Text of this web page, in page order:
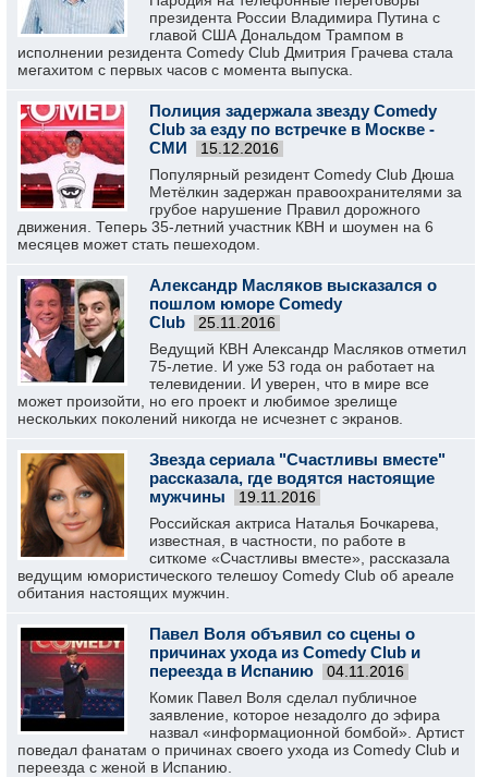
президента России Владимира Путина с
главой США Дональдом Трампом в
исполнении резидента Comedy Club Дмитрия Грачева стала
мегахитом с первых часов с момента выпуска.
Полиция задержала звезду Comedy
Club за езду по встречке в Москве -
СМИ
15.12.2016
Популярный резидент Comedy Club Дюша
Метёлкин задержан правоохранителями за
грубое нарушение Правил дорожного
движения. Теперь 35-летний участник КВН и шоумен на 6
месяцев может стать пешеходом.
Александр Масляков высказался о
пошлом юморе Comedy
Club
25.11.2016
Ведущий КВН Александр Масляков отметил
75-летие. И уже 53 года он работает на
телевидении. И уверен, что в мире все
может произойти, но его проект и любимое зрелище
нескольких поколений никогда не исчезнет с экранов.
Звезда сериала "Счастливы вместе"
рассказала, где водятся настоящие
мужчины
19.11.2016
Российская актриса Наталья Бочкарева,
известная, в частности, по работе в
ситкоме «Счастливы вместе», рассказала
ведущим юмористического телешоу Сomedy Club об ареале
обитания настоящих мужчин.
Павел Воля объявил со сцены о
причинах ухода из Comedy Club и
переезда в Испанию
04.11.2016
Комик Павел Воля сделал публичное
заявление, которое незадолго до эфира
назвал «информационной бомбой». Артист
поведал фанатам о причинах своего ухода из Comedy Club и
переезда с женой в Испанию.